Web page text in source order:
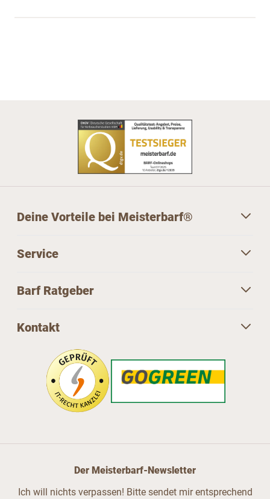
Deine Vorteile bei Meisterbarf®
Service
Barf Ratgeber
Kontakt
Der Meisterbarf-Newsletter
Ich will nichts verpassen! Bitte sendet mir entsprechend